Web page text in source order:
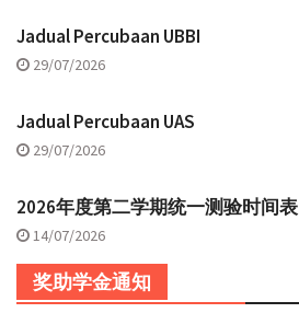
Jadual Percubaan UBBI
29/07/2026
Jadual Percubaan UAS
29/07/2026
2026年度第二学期统一测验时间表
14/07/2026
奖助学金通知